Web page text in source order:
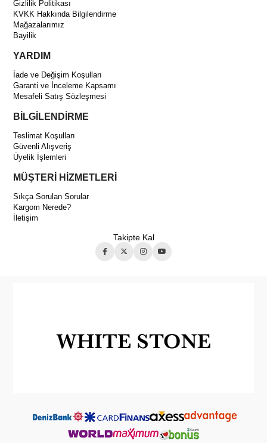
Gizlilik Politikası
KVKK Hakkında Bilgilendirme
Mağazalarımız
Bayilik
YARDIM
İade ve Değişim Koşulları
Garanti ve İnceleme Kapsamı
Mesafeli Satış Sözleşmesi
BİLGİLENDİRME
Teslimat Koşulları
Güvenli Alışveriş
Üyelik İşlemleri
MÜŞTERİ HİZMETLERİ
Sıkça Sorulan Sorular
Kargom Nerede?
İletişim
Takipte Kal